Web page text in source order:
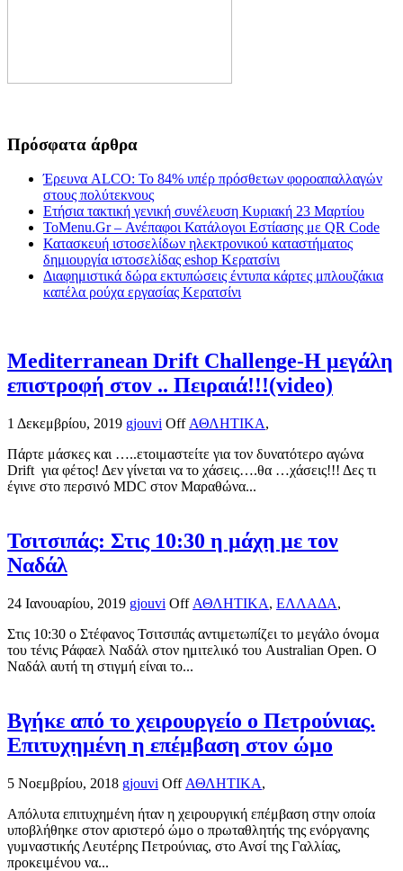
Πρόσφατα άρθρα
Έρευνα ALCO: Το 84% υπέρ πρόσθετων φοροαπαλλαγών
στους πολύτεκνους
Ετήσια τακτική γενική συνέλευση Κυριακή 23 Μαρτίου
ToMenu.Gr – Ανέπαφοι Κατάλογοι Εστίασης με QR Code
Κατασκευή ιστοσελίδων ηλεκτρονικού καταστήματος
δημιουργία ιστοσελίδας eshop Κερατσίνι
Διαφημιστικά δώρα εκτυπώσεις έντυπα κάρτες μπλουζάκια
καπέλα ρούχα εργασίας Κερατσίνι
Mediterranean Drift Challenge-Η μεγάλη
επιστροφή στον .. Πειραιά!!!(video)
1 Δεκεμβρίου, 2019 gjouvi Off ΑΘΛΗΤΙΚΑ,
Πάρτε μάσκες και …..ετοιμαστείτε για τον δυνατότερο αγώνα
Drift για φέτος! Δεν γίνεται να το χάσεις….θα …χάσεις!!! Δες τι
έγινε στο περσινό MDC στον Μαραθώνα...
Τσιτσιπάς: Στις 10:30 η μάχη με τον
Ναδάλ
24 Ιανουαρίου, 2019 gjouvi Off ΑΘΛΗΤΙΚΑ, ΕΛΛΑΔΑ,
Στις 10:30 ο Στέφανος Τσιτσιπάς αντιμετωπίζει το μεγάλο όνομα
του τένις Ράφαελ Ναδάλ στον ημιτελικό του Australian Open. Ο
Ναδάλ αυτή τη στιγμή είναι το...
Βγήκε από το χειρουργείο ο Πετρούνιας.
Επιτυχημένη η επέμβαση στον ώμο
5 Νοεμβρίου, 2018 gjouvi Off ΑΘΛΗΤΙΚΑ,
Απόλυτα επιτυχημένη ήταν η χειρουργική επέμβαση στην οποία
υποβλήθηκε στον αριστερό ώμο ο πρωταθλητής της ενόργανης
γυμναστικής Λευτέρης Πετρούνιας, στο Ανσί της Γαλλίας,
προκειμένου να...